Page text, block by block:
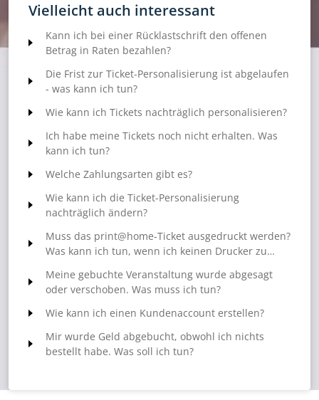
Vielleicht auch interessant
Kann ich bei einer Rücklastschrift den offenen
Betrag in Raten bezahlen?
Die Frist zur Ticket-Personalisierung ist abgelaufen
- was kann ich tun?
Wie kann ich Tickets nachträglich personalisieren?
Ich habe meine Tickets noch nicht erhalten. Was
kann ich tun?
Welche Zahlungsarten gibt es?
Wie kann ich die Ticket-Personalisierung
nachträglich ändern?
Muss das print@home-Ticket ausgedruckt werden?
Was kann ich tun, wenn ich keinen Drucker zu
Meine gebuchte Veranstaltung wurde abgesagt
oder verschoben. Was muss ich tun?
Wie kann ich einen Kundenaccount erstellen?
Mir wurde Geld abgebucht, obwohl ich nichts
bestellt habe. Was soll ich tun?